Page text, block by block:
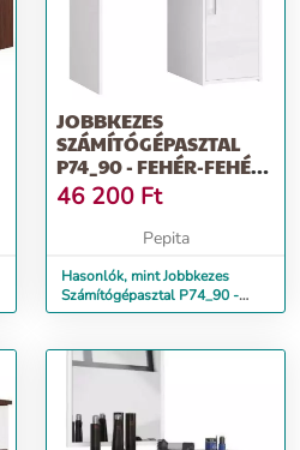
JOBBKEZES
SZÁMÍTÓGÉPASZTAL
P74_90 - FEHÉR-FEHÉR
FÉNYES
46 200 Ft
Pepita
Hasonlók, mint Jobbkezes
Számítógépasztal P74_90 -
fehér-fehér fényes